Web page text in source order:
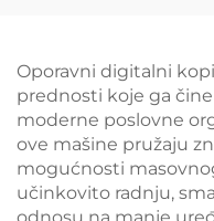
Oporavni digitalni
prednosti koje ga
moderne poslovne
ove mašine pružaju
mogućnosti
učinkovito radnju,